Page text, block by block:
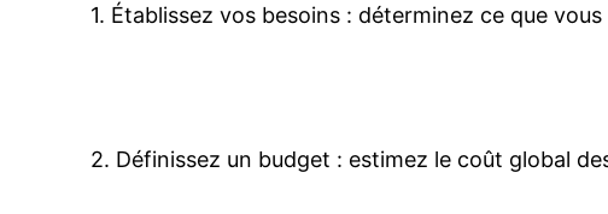
1. Établissez vos besoins : déterminez ce que
2. Définissez un budget : estimez le coût global